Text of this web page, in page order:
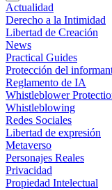
Actualidad
Derecho a la Intimidad
Libertad de Creación
News
Practical Guides
Protección del
Reglamento de IA
Whistleblower
Whistleblowing
Redes Sociales
Libertad de expresión
Metaverso
Personajes Reales
Privacidad
Propiedad Intelectual